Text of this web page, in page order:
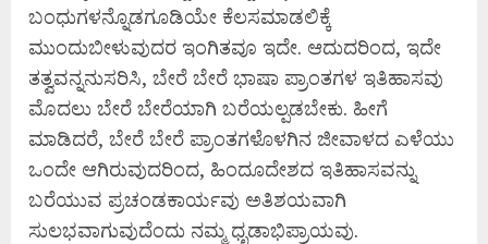
ಬಂಧುಗಳನ್ನೊಡಗೂಡಿಯೇ ಕೆಲಸಮಾಡಲಿಕ್ಕೆ
ಮುಂದುಬೀಳುವುದರ ಇಂಗಿತವೂ ಇದೇ. ಆದುದರಿಂದ, ಇದೇ
ತತ್ವವನ್ನನುಸರಿಸಿ, ಬೇರೆ ಬೇರೆ ಭಾಷಾ ಪ್ರಾಂತಗಳ ಇತಿಹಾಸವು
ಮೊದಲು ಬೇರೆ ಬೇರೆಯಾಗಿ ಬರೆಯಲ್ಪಡಬೇಕು. ಹೀಗೆ
ಮಾಡಿದರೆ, ಬೇರೆ ಬೇರೆ ಪ್ರಾಂತಗಳೊಳಗಿನ ಜೀವಾಳದ ಎಳೆಯು
ಒಂದೇ ಆಗಿರುವುದರಿಂದ, ಹಿಂದೂದೇಶದ ಇತಿಹಾಸವನ್ನು
ಬರೆಯುವ ಪ್ರಚಂಡಕಾರ್ಯವು ಅತಿಶಯವಾಗಿ
ಸುಲಭವಾಗುವುದೆಂದು ನಮ್ಮ ಧೃಡಾಭಿಪ್ರಾಯವು.